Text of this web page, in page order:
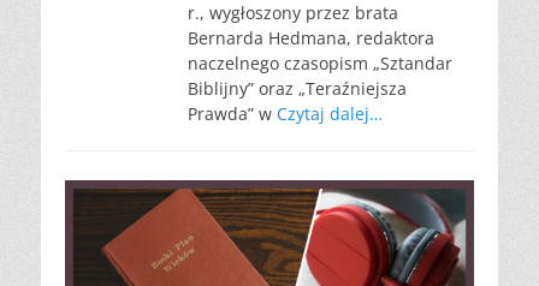
r., wygłoszony przez brata
Bernarda Hedmana, redaktora
naczelnego czasopism „Sztandar
Biblijny” oraz „Teraźniejsza
Prawda” w Czytaj dalej…